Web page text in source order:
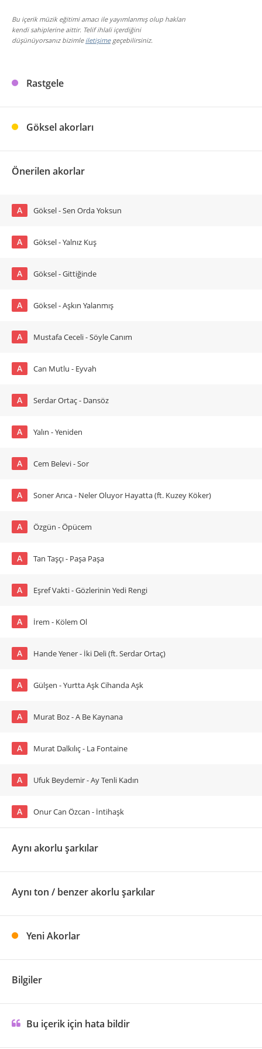
Bu içerik müzik eğitimi amacı ile yayımlanmış olup hakları
kendi sahiplerine aittir. Telif ihlali içerdiğini
düşünüyorsanız bizimle iletişimegeçebilirsiniz.
Rastgele
Göksel akorları
Önerilen akorlar
A Göksel - Sen Orda Yoksun
A Göksel - Yalnız Kuş
A Göksel - Gittiğinde
A Göksel - Aşkın Yalanmış
A Mustafa Ceceli - Söyle Canım
A Can Mutlu - Eyvah
A Serdar Ortaç - Dansöz
A Yalın - Yeniden
A Cem Belevi - Sor
A Soner Arıca - Neler Oluyor Hayatta (ft. Kuzey Köker)
A Özgün - Öpücem
A Tan Taşçı - Paşa Paşa
A Eşref Vakti - Gözlerinin Yedi Rengi
A İrem - Kölem Ol
A Hande Yener - İki Deli (ft. Serdar Ortaç)
A Gülşen - Yurtta Aşk Cihanda Aşk
A Murat Boz - A Be Kaynana
A Murat Dalkılıç - La Fontaine
A Ufuk Beydemir - Ay Tenli Kadın
A Onur Can Özcan - İntihaşk
Aynı akorlu şarkılar
Aynı ton / benzer akorlu şarkılar
Yeni Akorlar
Bilgiler
Bu içerik için hata bildir